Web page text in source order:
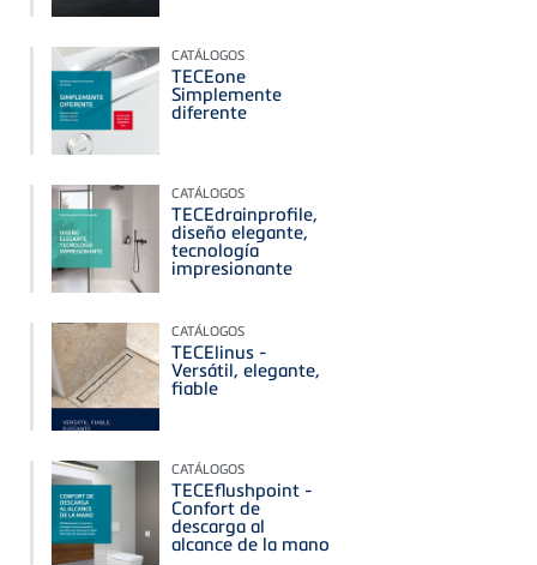
CATÁLOGOS
TECEone
Simplemente
diferente
CATÁLOGOS
TECEdrainprofile,
diseño elegante,
tecnología
impresionante
CATÁLOGOS
TECElinus -
Versátil, elegante,
fiable
CATÁLOGOS
TECEflushpoint -
Confort de
descarga al
alcance de la mano